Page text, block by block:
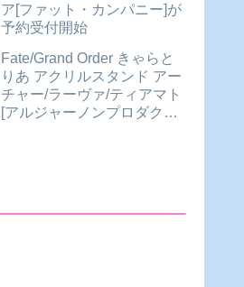
ア[ファット・カンパニー]が
予約受付開始
Fate/Grand Order きゃらと
りあ アクリルスタンド アー
チャー/ラーヴァ/ティアマト
[アルジャーノンプロダクト]